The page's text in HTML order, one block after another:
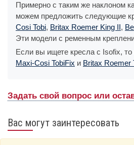
Примерно с таким же наклоном
можем предложить следующие
Cosi Tobi, Britax Roemer King II,
Эти модели с ременным
Если вы ищете кресла с Isofix,
Maxi-Cosi TobiFix и Britax Roemer
Задать свой вопрос или
Вас могут заинтересовать